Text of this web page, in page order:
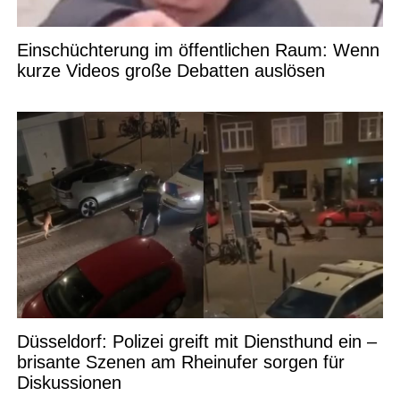
Einschüchterung im öffentlichen Raum: Wenn
kurze Videos große Debatten auslösen
Düsseldorf: Polizei greift mit Diensthund ein –
brisante Szenen am Rheinufer sorgen für
Diskussionen